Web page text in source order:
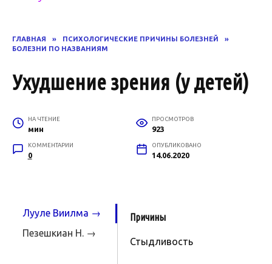
ГЛАВНАЯ » ПСИХОЛОГИЧЕСКИЕ ПРИЧИНЫ БОЛЕЗНЕЙ
»
БОЛЕЗНИ ПО НАЗВАНИЯМ
Ухудшение зрения (у детей)
НА ЧТЕНИЕ
мин
ПРОСМОТРОВ
923
КОММЕНТАРИИ
0
ОПУБЛИКОВАНО
14.06.2020
Лууле Виилма →
Пезешкиан Н. →
Причины
Стыдливость